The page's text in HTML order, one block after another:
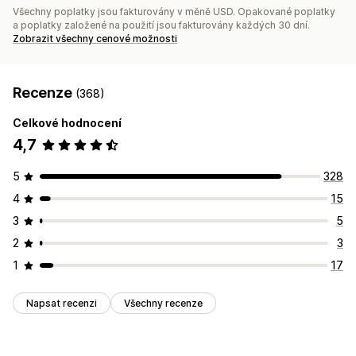
Všechny poplatky jsou fakturovány v měně USD. Opakované poplatky
a poplatky založené na použití jsou fakturovány každých 30 dní.
Zobrazit všechny cenové možnosti
Recenze (368)
Celkové hodnocení
4,7
5
328
4
15
3
5
2
3
1
17
Napsat recenzi Všechny recenze